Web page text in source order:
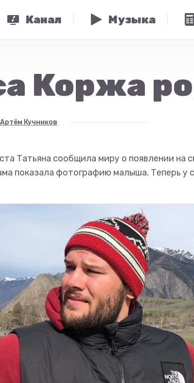
Канал Музыка
Коржа
Артём Кучников
Татьяна сообщила миру о появлении на
показала фотографию малыша. Теперь у